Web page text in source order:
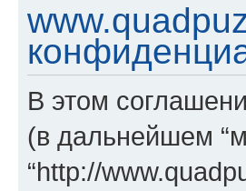
В этом
(в дальнейшем
“http://